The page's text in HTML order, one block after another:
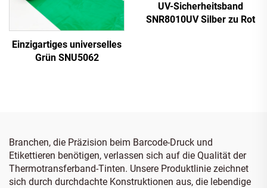
Einzigartiges universelles
Grün SNU5062
UV-Sicherheitsband
SNR8010UV Silber zu Rot
Branchen, die Präzision beim Barcode-Druck und
Etikettieren benötigen, verlassen sich auf die Qualität der
Thermotransferband-Tinten. Unsere Produktlinie zeichnet
sich durch durchdachte Konstruktionen aus, die lebendige